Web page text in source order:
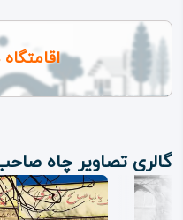
گالری تصاویر چاه